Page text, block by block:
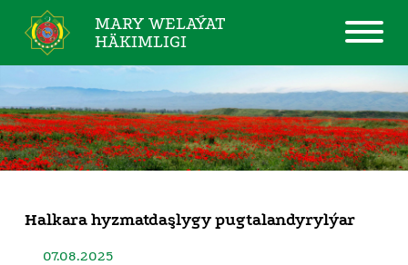
MARY WELAÝAT
HÄKIMLIGI
Halkara hyzmatdaşlygy pugtalandyrylýar
07.08.2025